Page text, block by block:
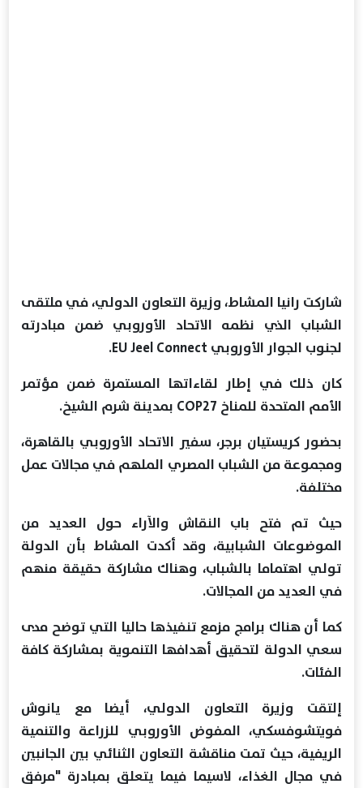
شاركت رانيا المشاط، وزيرة التعاون الدولي، في ملتقى
الشباب الذي نظمه الاتحاد الأوروبي ضمن مبادرته
لجنوب الجوار الأوروبي EU Jeel Connect.
كان ذلك في إطار لقاءاتها المستمرة ضمن مؤتمر
الأمم المتحدة للمناخ COP27 بمدينة شرم الشيخ.
بحضور كريستيان برجر، سفير الاتحاد الأوروبي بالقاهرة،
ومجموعة من الشباب المصري الملهم في مجالات عمل
مختلفة.
حيث تم فتح باب النقاش والآراء حول العديد من
الموضوعات الشبابية، وقد أكدت المشاط بأن الدولة
تولي اهتماما بالشباب، وهناك مشاركة حقيقة منهم
في العديد من المجالات.
كما أن هناك برامج مزمع تنفيذها حاليا التي توضح مدى
سعي الدولة لتحقيق أهدافها التنموية بمشاركة كافة
الفئات.
إلتقت وزيرة التعاون الدولي، أيضا مع يانوش
فويتشوفسكي، المفوض الأوروبي للزراعة والتنمية
الريفية، حيث تمت مناقشة التعاون الثنائي بين الجانبين
في مجال الغذاء، لاسيما فيما يتعلق بمبادرة "مرفق